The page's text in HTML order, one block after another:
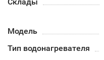
Модель
Тип водонагревателя